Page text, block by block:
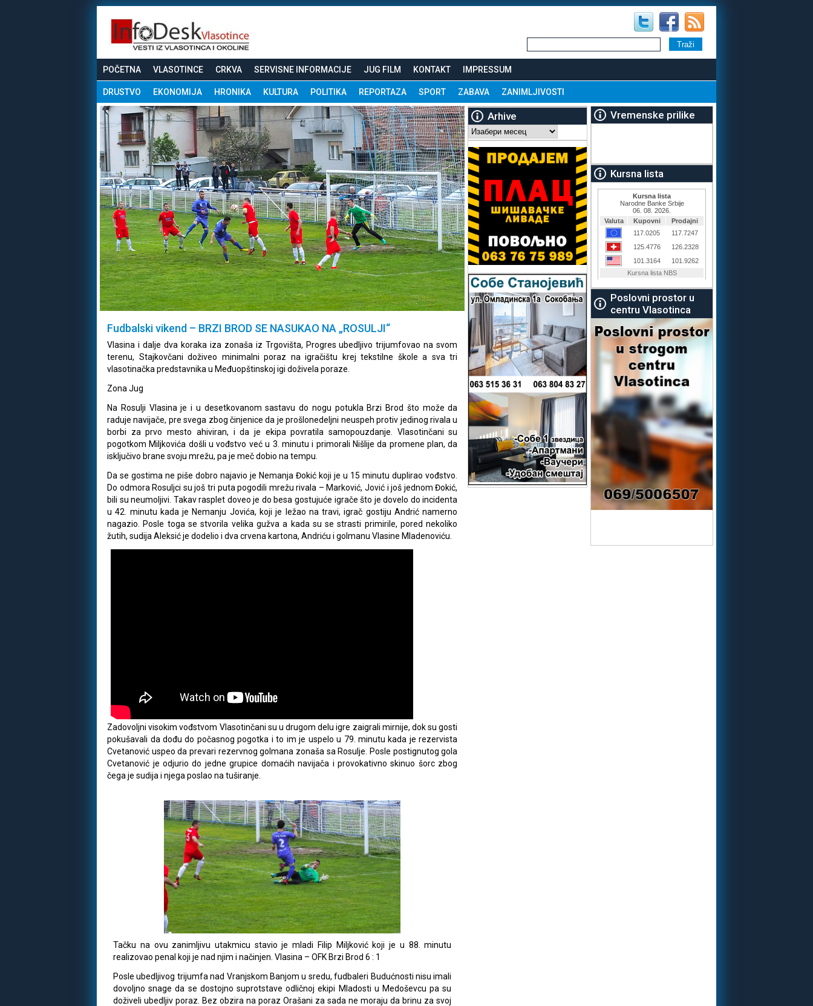
POČETNA VLASOTINCE CRKVA SERVISNE INFORMACIJE JUG FILM KONTAKT IMPRESSUM
DRUSTVO EKONOMIJA HRONIKA KULTURA POLITIKA REPORTAZA SPORT ZABAVA ZANIMLJIVOSTI
Fudbalski vikend – BRZI BROD SE NASUKAO NA „ROSULJI“
Vlasina i dalje dva koraka iza zonaša iz Trgovišta, Progres ubedljivo trijumfovao na svom
terenu, Stajkovčani doživeo minimalni poraz na igračištu krej tekstilne škole a sva tri
vlasotinačka predstavnika u Međuopštinskoj igi doživela poraze.
Zona Jug
Na Rosulji Vlasina je i u desetkovanom sastavu do nogu potukla Brzi Brod što može da
raduje navijače, pre svega zbog činjenice da je prošlonedeljni neuspeh protiv jedinog rivala u
borbi za prvo mesto ahiviran, i da je ekipa povratila samopouzdanje. Vlasotinčani su
pogotkom Miljkovića došli u vođstvo već u 3. minutu i primorali Nišlije da promene plan, da
isključivo brane svoju mrežu, pa je meč dobio na tempu.
Da se gostima ne piše dobro najavio je Nemanja Đokić koji je u 15 minutu duplirao vođstvo.
Do odmora Rosuljci su još tri puta pogodili mrežu rivala – Marković, Jović i još jednom Đokić,
bili su neumoljivi. Takav rasplet doveo je do besa gostujuće igrače što je dovelo do incidenta
u 42. minutu kada je Nemanju Jovića, koji je ležao na travi, igrač gostiju Andrić namerno
nagazio. Posle toga se stvorila velika gužva a kada su se strasti primirile, pored nekoliko
žutih, sudija Aleksić je dodelio i dva crvena kartona, Andriću i golmanu Vlasine Mladenoviću.
Zadovoljni visokim vođstvom Vlasotinčani su u drugom delu igre zaigrali mirnije, dok su gosti
pokušavali da dođu do počasnog pogotka i to im je uspelo u 79. minutu kada je rezervista
Cvetanović uspeo da prevari rezervnog golmana zonaša sa Rosulje. Posle postignutog gola
Cvetanović je odjurio do jedne grupice domaćih navijača i provokativno skinuo šorc zbog
čega je sudija i njega poslao na tuširanje.
Tačku na ovu zanimljivu utakmicu stavio je mladi Filip Miljković koji je u 88. minutu
realizovao penal koji je nad njim i načinjen. Vlasina – OFK Brzi Brod 6 : 1
Posle ubedljivog trijumfa nad Vranjskom Banjom u sredu, fudbaleri Budućnosti nisu imali
dovoljno snage da se dostojno suprotstave odličnoj ekipi Mladosti u Medoševcu pa su
doživeli ubedljiv poraz. Bez obzira na poraz Orašani za sada ne moraju da brinu za svoj
Arhive
Arhive
Vremenske prilike
Kursna lista
Poslovni prostor u
centru Vlasotinca